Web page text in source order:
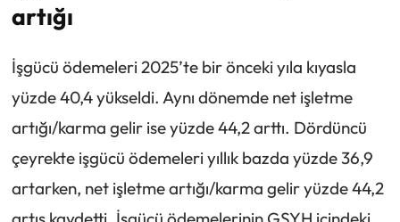
artığı
İşgücü ödemeleri 2025’te bir önceki yıla kıyasla
yüzde 40,4 yükseldi. Aynı dönemde net işletme
artığı/karma gelir ise yüzde 44,2 arttı. Dördüncü
çeyrekte işgücü ödemeleri yıllık bazda yüzde 36,9
artarken, net işletme artığı/karma gelir yüzde 44,2